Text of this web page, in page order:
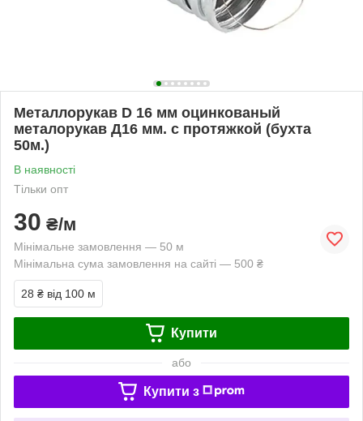
Металлорукав D 16 мм оцинкованый
металорукав Д16 мм. с протяжкой (бухта
50м.)
В наявності
Тільки опт
30 ₴/м
Мінімальне замовлення — 50 м
Мінімальна сума замовлення на сайті — 500 ₴
28 ₴ від 100 м
Купити
або
Купити з